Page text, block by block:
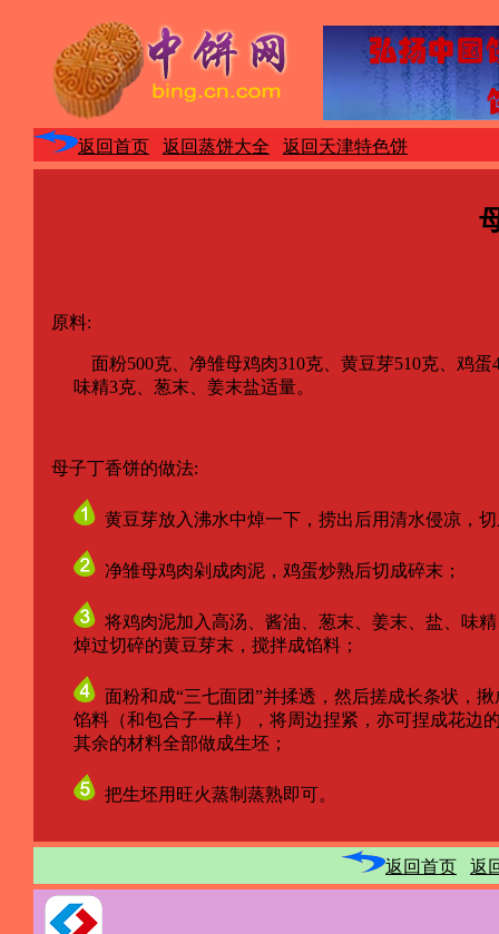
返回首页 返回蒸饼大全 返回天津特色饼
原料:
面粉500克、净雏母鸡肉310克、黄豆芽510克、鸡蛋4
味精3克、葱末、姜末盐适量。
母子丁香饼的做法:
黄豆芽放入沸水中焯一下，捞出后用清水侵凉，
净雏母鸡肉剁成肉泥，鸡蛋炒熟后切成碎末；
将鸡肉泥加入高汤、酱油、葱末、姜末、盐、味
焯过切碎的黄豆芽末，搅拌成馅料；
面粉和成“三七面团”并揉透，然后搓成长条状，
馅料（和包合子一样），将周边捏紧，亦可捏成花边
其余的材料全部做成生坯；
把生坯用旺火蒸制蒸熟即可。
返回首页 返